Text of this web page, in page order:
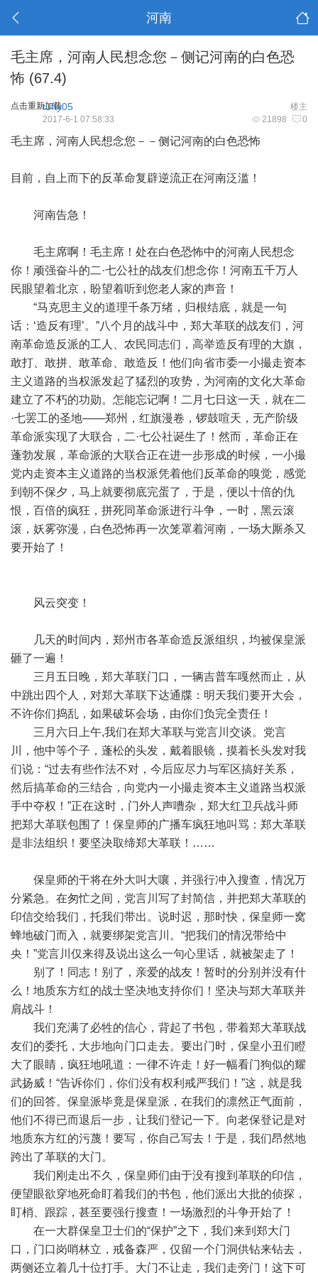
河南
毛主席，河南人民想念您－侧记河南的白色恐
怖 (67.4)
点击重新加载 楼主
tuffy05
21898 0
2017-6-1 07:58:33
毛主席，河南人民想念您－－侧记河南的白色恐怖
目前，自上而下的反革命复辟逆流正在河南泛滥！
河南告急！
毛主席啊！毛主席！处在白色恐怖中的河南人民想念
你！顽强奋斗的二·七公社的战友们想念你！河南五千万人
民眼望着北京，盼望着听到您老人家的声音！
“马克思主义的道理千条万绪，归根结底，就是一句
话：‘造反有理’。”八个月的战斗中，郑大革联的战友们，河
南革命造反派的工人、农民同志们，高举造反有理的大旗，
敢打、敢拼、敢革命、敢造反！他们向省市委一小撮走资本
主义道路的当权派发起了猛烈的攻势，为河南的文化大革命
建立了不朽的功勋。怎能忘记啊！二月七日这一天，就在二
·七罢工的圣地——郑州，红旗漫卷，锣鼓喧天，无产阶级
革命派实现了大联合，二·七公社诞生了！然而，革命正在
蓬勃发展，革命派的大联合正在进一步形成的时候，一小撮
党内走资本主义道路的当权派凭着他们反革命的嗅觉，感觉
到朝不保夕，马上就要彻底完蛋了，于是，便以十倍的仇
恨，百倍的疯狂，拼死同革命派进行斗争，一时，黑云滚
滚，妖雾弥漫，白色恐怖再一次笼罩着河南，一场大厮杀又
要开始了！
风云突变！
几天的时间内，郑州市各革命造反派组织，均被保皇派
砸了一遍！
三月五日晚，郑大革联门口，一辆吉普车嘎然而止，从
中跳出四个人，对郑大革联下达通牒：明天我们要开大会，
不许你们捣乱，如果破坏会场，由你们负完全责任！
三月六日上午,我们在郑大革联与党言川交谈。党言
川，他中等个子，蓬松的头发，戴着眼镜，摸着长头发对我
们说：“过去有些作法不对，今后应尽力与军区搞好关系，
然后搞革命的三结合，向党内一小撮走资本主义道路当权派
手中夺权！”正在这时，门外人声嘈杂，郑大红卫兵战斗师
把郑大革联包围了！保皇师的广播车疯狂地叫骂：郑大革联
是非法组织！要坚决取缔郑大革联！……
保皇师的干将在外大叫大嚷，并强行冲入搜查，情况万
分紧急。在匆忙之间，党言川写了封简信，并把郑大革联的
印信交给我们，托我们带出。说时迟，那时快，保皇师一窝
蜂地破门而入，就要绑架党言川。“把我们的情况带给中
央！”党言川仅来得及说出这么一句心里话，就被架走了！
别了！同志！别了，亲爱的战友！暂时的分别并没有什
么！地质东方红的战士坚决地支持你们！坚决与郑大革联并
肩战斗！
我们充满了必牲的信心，背起了书包，带着郑大革联战
友们的委托，大步地向门口走去。要出门时，保皇小丑们瞪
大了眼睛，疯狂地吼道：一律不许走！好一幅看门狗似的耀
武扬威！“告诉你们，你们没有权利戒严我们！”这，就是我
们的回答。保皇派毕竟是保皇派，在我们的凛然正气面前，
他们不得已而退后一步，让我们登记一下。向老保登记是对
地质东方红的污蔑！要写，你自己写去！于是，我们昂然地
跨出了革联的大门。
我们刚走出不久，保皇师们由于没有搜到革联的印信，
便望眼欲穿地死命盯着我们的书包，他们派出大批的侦探，
盯梢、跟踪，甚至要强行搜查！一场激烈的斗争开始了！
在一大群保皇卫士们的“保护”之下，我们来到郑大门
口，门口岗哨林立，戒备森严，仅留一个门洞供钻来钻去，
两侧还立着几十位打手。大门不让走，我们走旁门！这下可